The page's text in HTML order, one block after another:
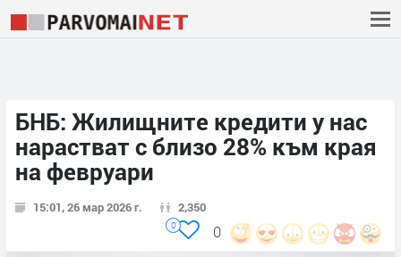
БНБ: Жилищните кредити у нас
нарастват с близо 28% към края
на февруари
15:01, 26 мар 2026 г. 2,350
0
0